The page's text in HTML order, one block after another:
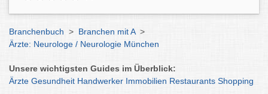
Branchenbuch > Branchen mit A >
Ärzte: Neurologe / Neurologie München
Unsere wichtigsten Guides im Überblick:
Ärzte Gesundheit Handwerker Immobilien Restaurants Shopping